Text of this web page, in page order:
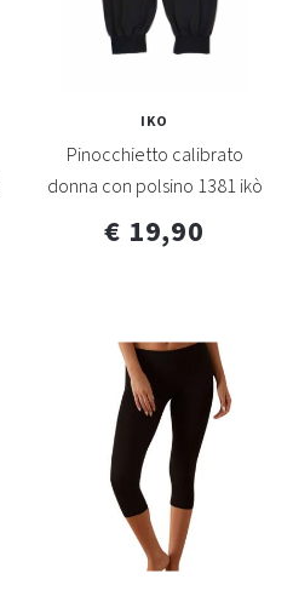
IKO
Pinocchietto calibrato
donna con polsino 1381 ikò
€ 19,90